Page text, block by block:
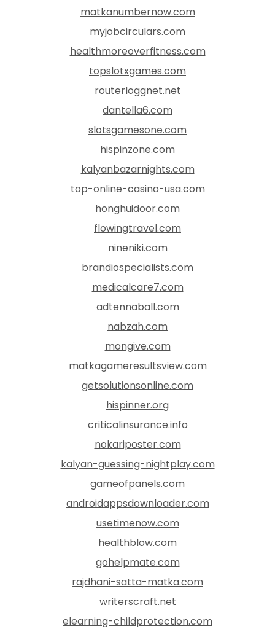
matkanumbernow.com
myjobcirculars.com
healthmoreoverfitness.com
topslotxgames.com
routerloggnet.net
dantella6.com
slotsgamesone.com
hispinzone.com
kalyanbazarnights.com
top-online-casino-usa.com
honghuidoor.com
flowingtravel.com
nineniki.com
brandiospecialists.com
medicalcare7.com
adtennaball.com
nabzah.com
mongive.com
matkagameresultsview.com
getsolutionsonline.com
hispinner.org
criticalinsurance.info
nokariposter.com
kalyan-guessing-nightplay.com
gameofpanels.com
androidappsdownloader.com
usetimenow.com
healthblow.com
gohelpmate.com
rajdhani-satta-matka.com
writerscraft.net
elearning-childprotection.com